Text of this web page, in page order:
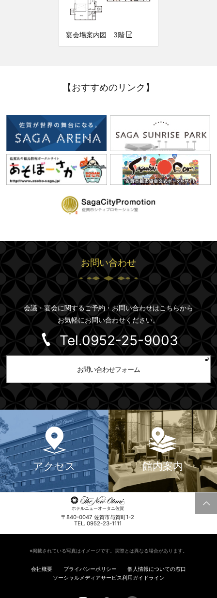
宴会場案内図 3階
【おすすめのリンク】
お問い合わせ
会議・宴会に関するご予約・お問い合わせはこちらから
お気軽にお問い合わせください。
Tel.0952-25-9003
お問い合わせフォーム
アクセス 館内案内
ホテルニューオータニ佐賀
〒840-0047 佐賀市与賀町1-2
TEL. 0952-23-1111
※掲載されている写真はイメージです。実際とは異なる場合があります。
会社概要 プライバシーポリシー
個人情報についての窓口
ソーシャルメディアサービス利用ガイドライン